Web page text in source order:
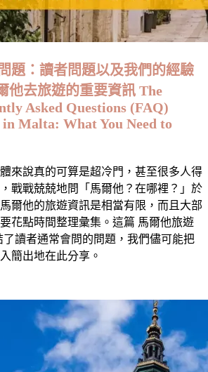
題：讀者問題以及我們的經驗
他去旅遊的重要資訊 The
Asked Questions (FAQ)
Malta: What You Need to
來說真的可算是超冷門，甚至很多人得
戰戰兢兢地問「馬爾他？在哪裡？」於
爾他的旅遊資訊是相當有限，而且大部
花點時間整理彙集。這篇 馬爾他旅遊
讀者通常會問的問題，我們儘可能把
簡出地在此分享。